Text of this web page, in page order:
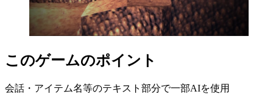
このゲームのポイント
会話・アイテム名等のテキスト部分で一部AIを使用